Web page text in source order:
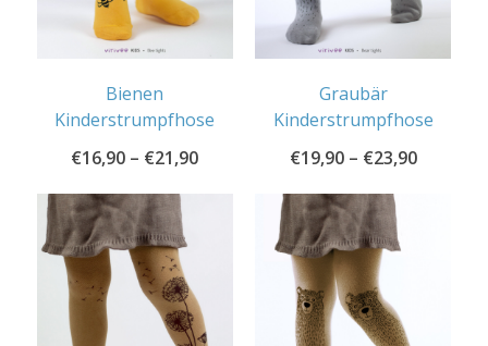
Bienen
Kinderstrumpfhose
€16,90 – €21,90
Graubär
Kinderstrumpfhose
€19,90– €23,90